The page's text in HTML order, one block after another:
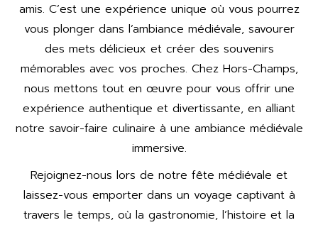
amis. C’est une expérience unique où vous pourrez
vous plonger dans l’ambiance médiévale, savourer
des mets délicieux et créer des souvenirs
mémorables avec vos proches. Chez Hors-Champs,
nous mettons tout en œuvre pour vous offrir une
expérience authentique et divertissante, en alliant
notre savoir-faire culinaire à une ambiance médiévale
immersive.
Rejoignez-nous lors de notre fête médiévale et
laissez-vous emporter dans un voyage captivant à
travers le temps, où la gastronomie, l’histoire et la